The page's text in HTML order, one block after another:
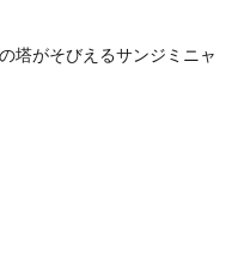
塔がそびえるサンジミニャ